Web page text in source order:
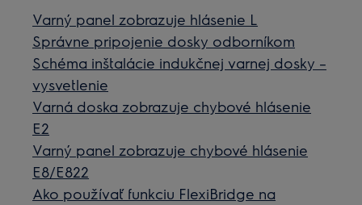
Varný panel zobrazuje hlásenie L
Správne pripojenie dosky odborníkom
Schéma inštalácie indukčnej varnej dosky –
vysvetlenie
Varná doska zobrazuje chybové hlásenie
E2
Varný panel zobrazuje chybové hlásenie
E8/E822
Ako používať funkciu FlexiBridge na